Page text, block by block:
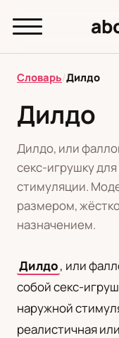
Л
М Н О
Ф
Ц Ш Э
Polski
Словарь/Дилдо
Дилдо
Дилдо, или
секс-игрушку
стимуляции.
размером,
назначением.
Дилдо, или
собой секс-
наружной
реалистичная